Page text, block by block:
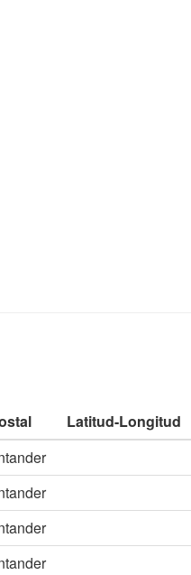
Latitud-Longitud